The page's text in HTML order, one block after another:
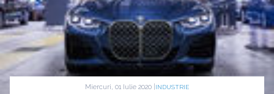
Miercuri, 01 Iulie 2020 | INDUSTRIE